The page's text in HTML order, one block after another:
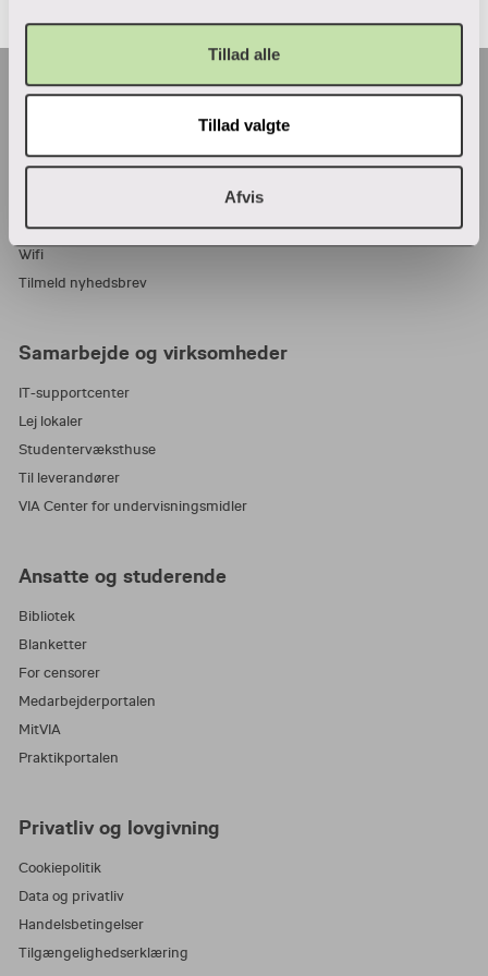
Tillad alle
Tillad valgte
Afvis
Praktisk
Find en medarbejder
Parkering
Wifi
Tilmeld nyhedsbrev
Samarbejde og virksomheder
IT-supportcenter
Lej lokaler
Studentervæksthuse
Til leverandører
VIA Center for undervisningsmidler
Ansatte og studerende
Bibliotek
Blanketter
For censorer
Medarbejderportalen
MitVIA
Praktikportalen
Privatliv og lovgivning
Cookiepolitik
Data og privatliv
Handelsbetingelser
Tilgængelighedserklæring